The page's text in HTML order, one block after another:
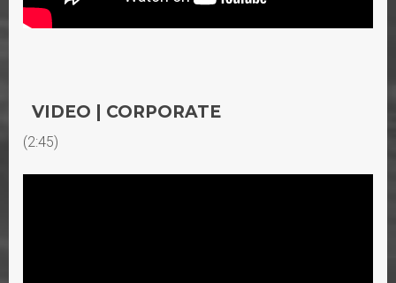
VIDEO | CORPORATE
(2:45)